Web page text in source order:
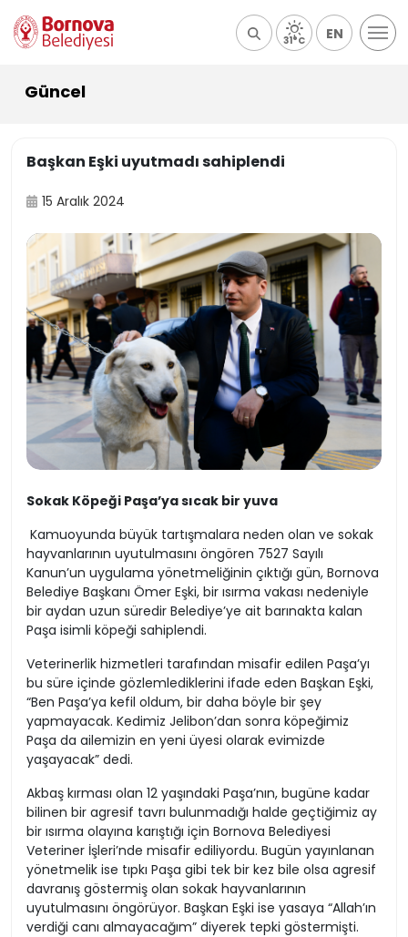
31°C EN
Güncel
Başkan Eşki uyutmadı sahiplendi
15 Aralık 2024
Sokak Köpeği Paşa’ya sıcak bir yuva
Kamuoyunda büyük tartışmalara neden olan ve sokak
hayvanlarının uyutulmasını öngören 7527 Sayılı
Kanun’un uygulama yönetmeliğinin çıktığı gün, Bornova
Belediye Başkanı Ömer Eşki, bir ısırma vakası nedeniyle
bir aydan uzun süredir Belediye’ye ait barınakta kalan
Paşa isimli köpeği sahiplendi.
Veterinerlik hizmetleri tarafından misafir edilen Paşa’yı
bu süre içinde gözlemlediklerini ifade eden Başkan Eşki,
“Ben Paşa’ya kefil oldum, bir daha böyle bir şey
yapmayacak. Kedimiz Jelibon’dan sonra köpeğimiz
Paşa da ailemizin en yeni üyesi olarak evimizde
yaşayacak” dedi.
Akbaş kırması olan 12 yaşındaki Paşa’nın, bugüne kadar
bilinen bir agresif tavrı bulunmadığı halde geçtiğimiz ay
bir ısırma olayına karıştığı için Bornova Belediyesi
Veteriner İşleri’nde misafir ediliyordu. Bugün yayınlanan
yönetmelik ise tıpkı Paşa gibi tek bir kez bile olsa agresif
davranış göstermiş olan sokak hayvanlarının
uyutulmasını öngörüyor. Başkan Eşki ise yasaya “Allah’ın
verdiği canı almayacağım” diyerek tepki göstermişti.